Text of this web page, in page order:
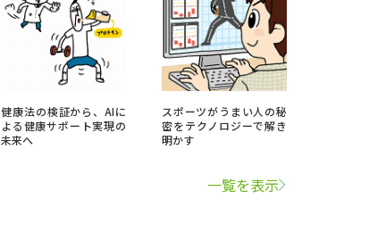
健康法の検証から、AIに
よる健康サポート実現の
未来へ
スポーツがうまい人の秘
密をテクノロジーで解き
明かす
一覧を表示